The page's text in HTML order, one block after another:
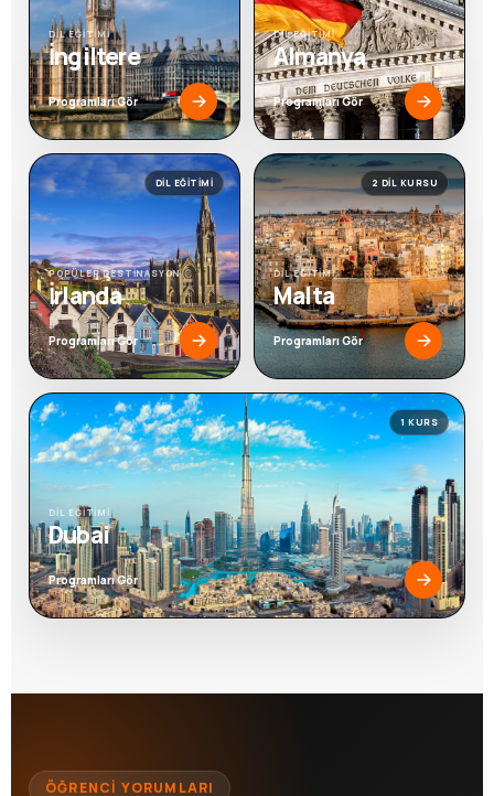
DİL EĞİTİMİ
İngiltere
Programları Gör
DİL EĞİTİMİ
Almanya
Programları Gör
DIL EĞITIMI
POPÜLER DESTİNASYON
İrlanda
Programları Gör
2 DIL KURSU
DİL EĞİTİMİ
Malta
Programları Gör
1 KURS
DİL EĞİTİMİ
Dubai
Programları Gör
ÖĞRENCİ YORUMLARI